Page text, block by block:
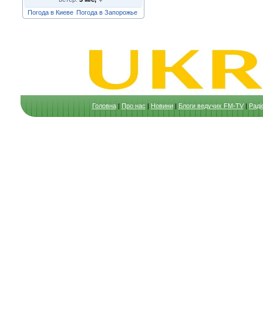
Погода в Киеве Погода в Запорожье
Головна|Про нас|Новини|Блоги ведучих FM-TV|